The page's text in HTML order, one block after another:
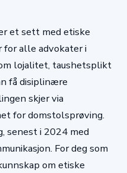
et sett med etiske
for alle advokater i
lojalitet, taushetsplikt
få disiplinære
skjer via
for domstolsprøving.
senest i 2024 med
For deg som
om etiske